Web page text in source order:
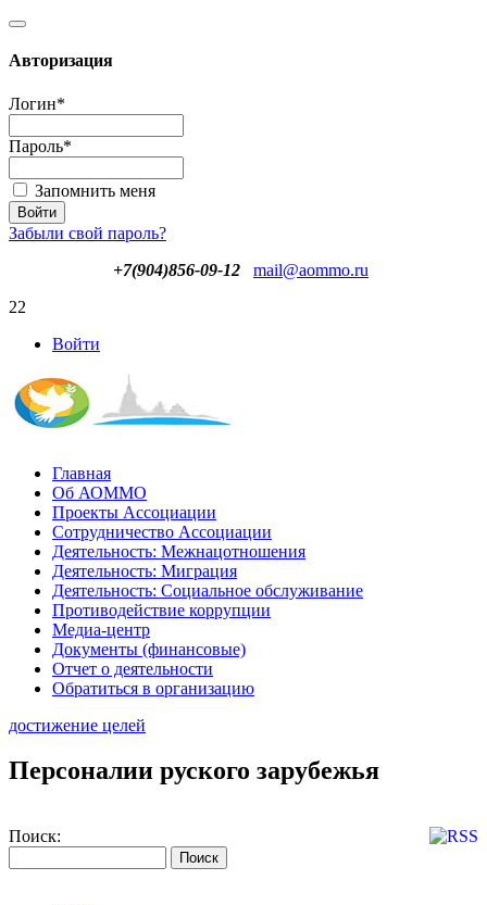
Авторизация
Логин*
Пароль*
Запомнить меня
Забыли свой пароль?
+7(904)856-09-12
mail@aommo.ru
22
Войти
Главная
Об АОММО
Проекты Ассоциации
Сотрудничество Ассоциации
Деятельность: Межнацотношения
Деятельность: Миграция
Деятельность: Социальное обслуживание
Противодействие коррупции
Медиа-центр
Документы (финансовые)
Отчет о деятельности
Обратиться в организацию
достижение целей
Персоналии руского зарубежья
Поиск: